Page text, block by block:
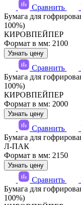
Сравнить
Бумага для
100%)
КИРОВПЕЙПЕР
Формат в мм: 2100
Узнать цену
Сравнить
Бумага для
100%)
КИРОВПЕЙПЕР
Формат в мм: 2000
Узнать цену
Сравнить
Бумага для
Л-ПАК
Формат в мм: 2150
Узнать цену
Сравнить
Бумага для
100%)